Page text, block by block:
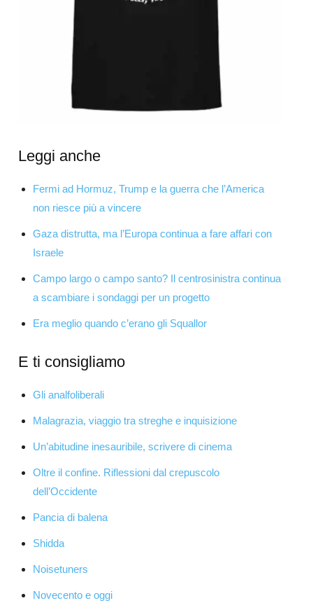
Leggi anche
Fermi ad Hormuz, Trump e la guerra che l’America
non riesce più a vincere
Gaza distrutta, ma l’Europa continua a fare affari con
Israele
Campo largo o campo santo? Il centrosinistra continua
a scambiare i sondaggi per un progetto
Era meglio quando c’erano gli Squallor
E ti consigliamo
Gli analfoliberali
Malagrazia, viaggio tra streghe e inquisizione
Un’abitudine inesauribile, scrivere di cinema
Oltre il confine. Riflessioni dal crepuscolo
dell’Occidente
Pancia di balena
Shidda
Noisetuners
Novecento e oggi